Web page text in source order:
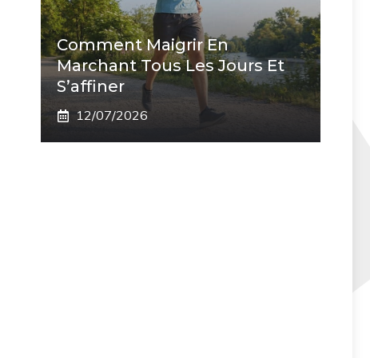
Comment Maigrir En
Marchant Tous Les Jours Et
S’affiner
12/07/2026